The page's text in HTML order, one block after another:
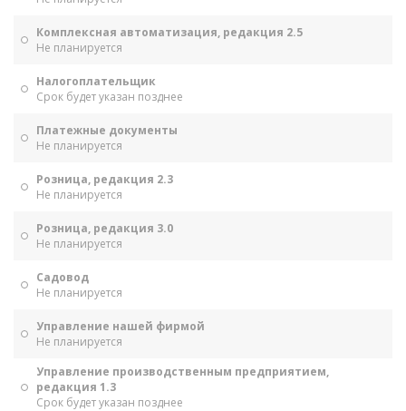
Комплексная автоматизация, редакция 2.5
Не планируется
Налогоплательщик
Срок будет указан позднее
Платежные документы
Не планируется
Розница, редакция 2.3
Не планируется
Розница, редакция 3.0
Не планируется
Садовод
Не планируется
Управление нашей фирмой
Не планируется
Управление производственным предприятием,
редакция 1.3
Срок будет указан позднее